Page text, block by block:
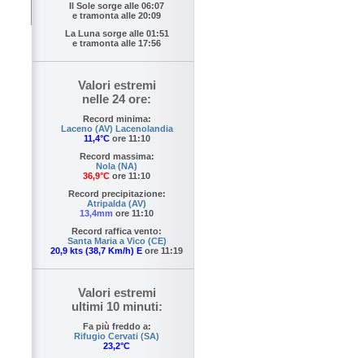
Il Sole sorge alle 06:07
e tramonta alle 20:09
La Luna sorge alle 01:51
e tramonta alle 17:56
Valori estremi
nelle 24 ore:
Record minima:
Laceno (AV) Lacenolandia
11,4°Core 11:10
Record massima:
Nola (NA)
36,9°C ore 11:10
Record precipitazione:
Atripalda (AV)
13,4mm ore 11:10
Record raffica vento:
Santa Maria a Vico (CE)
20,9 kts (38,7 Km/h) E ore 11:19
Valori estremi
ultimi 10 minuti:
Fa più freddo a:
Rifugio Cervati (SA)
23,2°C